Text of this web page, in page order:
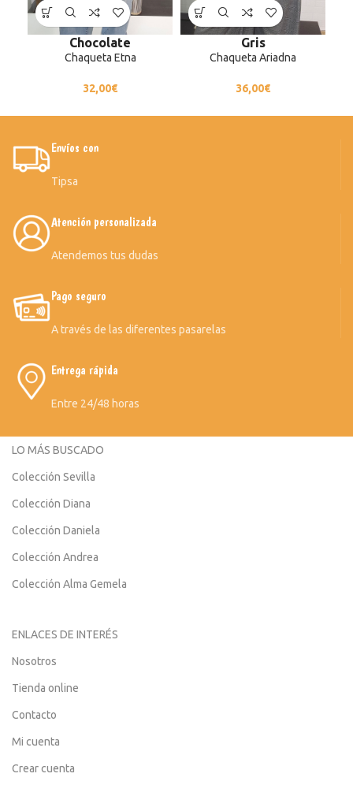
Chocolate
Chaqueta Etna
32,00€
Gris
Chaqueta Ariadna
36,00€
Envíos con
Tipsa
Atención personalizada
Atendemos tus dudas
Pago seguro
A través de las diferentes pasarelas
Entrega rápida
Entre 24/48 horas
LO MÁS BUSCADO
Colección Sevilla
Colección Diana
Colección Daniela
Colección Andrea
Colección Alma Gemela
ENLACES DE INTERÉS
Nosotros
Tienda online
Contacto
Mi cuenta
Crear cuenta